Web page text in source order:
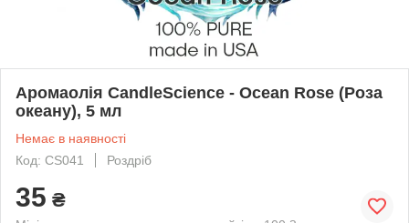
Аромаолія CandleScience - Ocean Rose (Роза
океану), 5 мл
Немає в наявності
Код: CS041
Роздріб
35 ₴